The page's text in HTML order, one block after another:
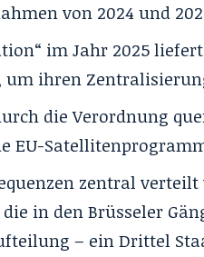
von 2024 und
im Jahr 2025
um ihren
die Verordnung
EU-
zentral
in den Brüsseler
– ein Drittel